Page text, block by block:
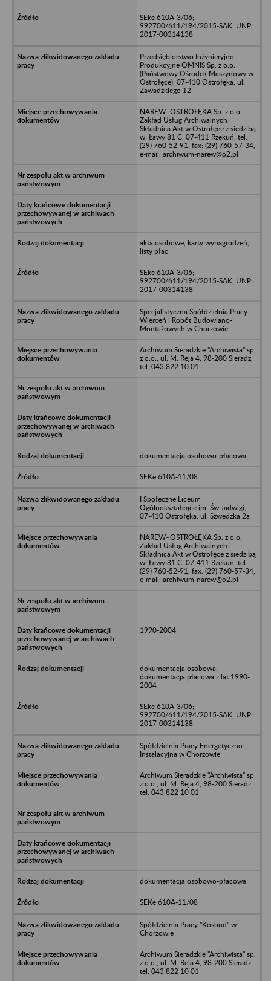
SEke 610A-3/06;
992700/611/194/2015-SAK, UNP:
2017-00314138
Przedsiębiorstwo Inżynieryjno-
Produkcyjne OMNIS Sp. z o.o.
(Państwowy Ośrodek Maszynowy w
Ostrołęce), 07-410 Ostrołęka, ul.
Zawadzkiego 12
NAREW–OSTROŁĘKA Sp. z o.o.
Zakład Usług Archiwalnych i
Składnica Akt w Ostrołęce z siedzibą
w: Ławy 81 C, 07-411 Rzekuń, tel.
(29) 760-52-91, fax: (29) 760-57-34,
e-mail: archiwum-narew@o2.pl
akta osobowe, karty wynagrodzeń,
listy płac
SEke 610A-3/06;
992700/611/194/2015-SAK, UNP:
2017-00314138
Specjalistyczna Spółdzielnia Pracy
Wierceń i Robót Budowlano-
Montażowych w Chorzowie
Archiwum Sieradzkie "Archiwista" sp.
z o.o., ul. M. Reja 4, 98-200 Sieradz,
tel. 043 822 10 01
dokumentacja osobowo-płacowa
SEKe 610A-11/08
I Społeczne Liceum
Ogólnokształcące im. Św.Jadwigi,
07-410 Ostrołęka, ul. Szwedzka 2a
NAREW–OSTROŁĘKA Sp. z o.o.
Zakład Usług Archiwalnych i
Składnica Akt w Ostrołęce z siedzibą
w: Ławy 81 C, 07-411 Rzekuń, tel.
(29) 760-52-91, fax: (29) 760-57-34,
e-mail: archiwum-narew@o2.pl
1990-2004
dokumentacja osobowa,
dokumentacja płacowa z lat 1990-
2004
SEke 610A-3/06;
992700/611/194/2015-SAK, UNP:
2017-00314138
Spółdzielnia Pracy Energetyczno-
Instalacyjna w Chorzowie
Archiwum Sieradzkie "Archiwista" sp.
z o.o., ul. M. Reja 4, 98-200 Sieradz,
tel. 043 822 10 01
dokumentacja osobowo-płacowa
SEKe 610A-11/08
Spółdzielnia Pracy "Kosbud" w
Chorzowie
Archiwum Sieradzkie "Archiwista" sp.
z o.o., ul. M. Reja 4, 98-200 Sieradz,
tel. 043 822 10 01